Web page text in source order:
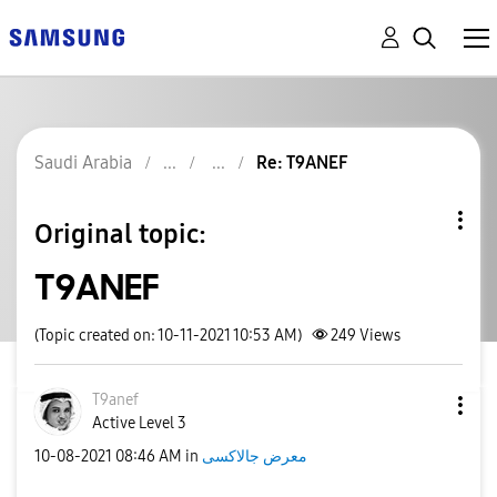
Saudi Arabia Re: T9ANEF
Original topic:
T9ANEF
(Topic created on: 10-11-2021 10:53 AM) 249 Views
T9anef
Active Level 3
‎10-08-2021 08:46 AM in معرض جالاكسى